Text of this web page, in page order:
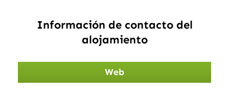
Información de contacto del
alojamiento
Web